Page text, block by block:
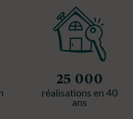
25 000
réalisations en 40
ans